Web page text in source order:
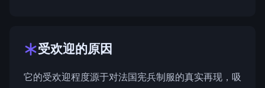
受欢迎的原因
它的受欢迎程度源于对法国宪兵制服的真实再现，吸